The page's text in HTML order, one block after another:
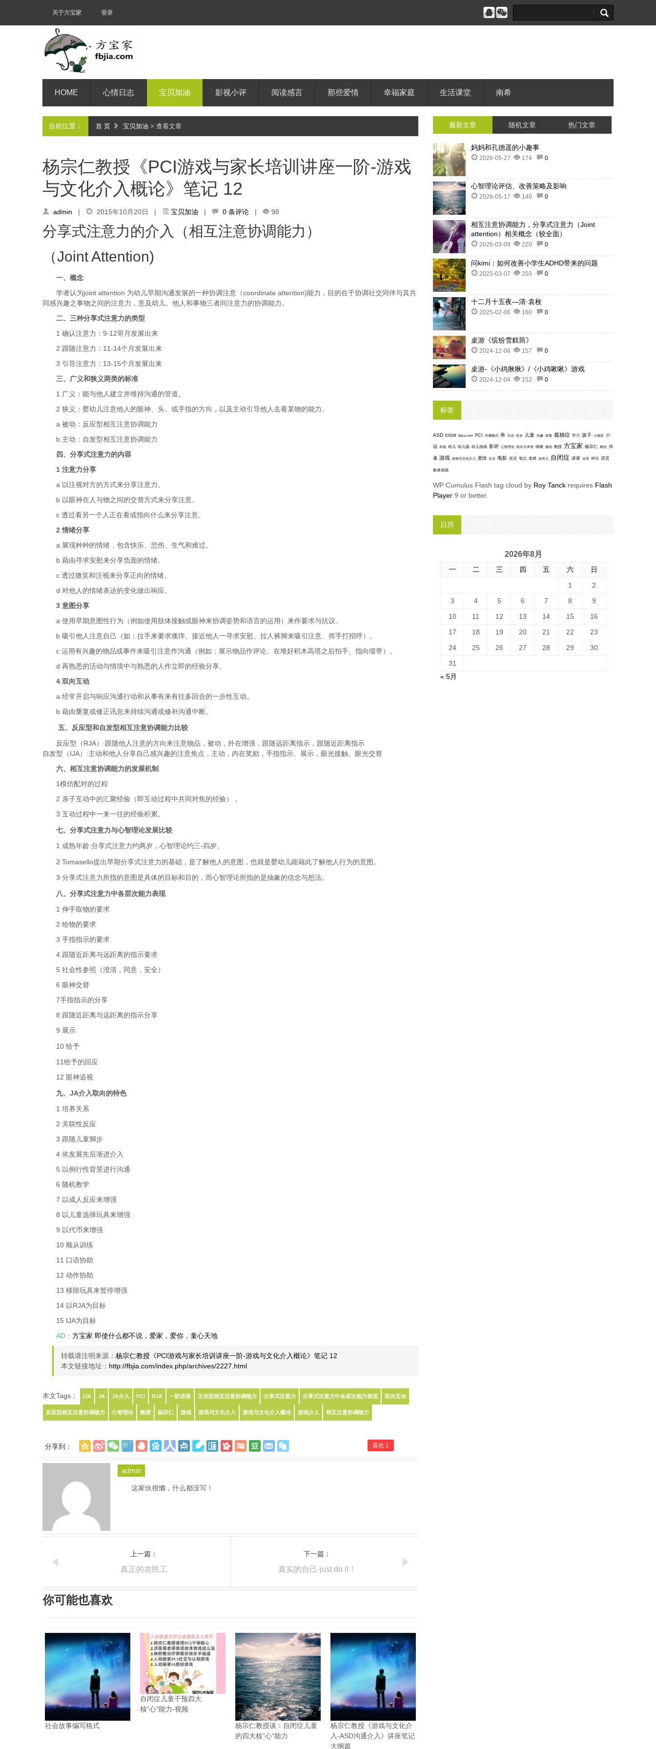
关于方宝家 登录
HOME 心情日志 宝贝加油 影视小评 阅读感言 那些爱情 幸福家庭 生活课堂 南希
当前位置： 首 页 宝贝加油 > 查看文章
杨宗仁教授《PCI游戏与家长培训讲座一阶-游戏
与文化介入概论》笔记 12
admin | 2015年10月20日 | 宝贝加油 | 0 条评论 | 98
分享式注意力的介入（相互注意协调能力）
（Joint Attention)
一、概念
学者认为joint attention 为幼儿早期沟通发展的一种协调注意（coordinate attention)能力，目的在于协调社交同伴与其共
同感兴趣之事物之间的注意力，意及幼儿、他人和事物三者间注意力的协调能力。
二、三种分享式注意力的类型
1 确认注意力：9-12哥月发展出来
2 跟随注意力：11-14个月发展出来
3 引导注意力：13-15个月发展出来
三、广义和狭义两类的标准
1 广义：能与他人建立并维持沟通的管道。
2 狭义：婴幼儿注意他人的眼神、头、或手指的方向，以及主动引导他人去看某物的能力。
a 被动：反应型相互注意协调能力
b 主动：自发型相互注意协调能力
四、分享式注意力的内容
1 注意力分享
a 以注视对方的方式来分享注意力。
b 以眼神在人与物之间的交替方式来分享注意。
c 透过看另一个人正在看或指向什么来分享注意。
2 情绪分享
a 展现种种的情绪，包含快乐、悲伤、生气和难过。
b 藉由寻求安慰来分享负面的情绪。
c 透过微笑和注视来分享正向的情绪。
d 对他人的情绪表达的变化做出响应。
3 意图分享
a 使用早期意图性行为（例如使用肢体接触或眼神来协调姿势和语言的运用）来作要求与抗议。
b 吸引他人注意自己（如：拉手来要求瘙痒、接近他人一寻求安慰、拉人裤脚来吸引注意、挥手打招呼）。
c 运用有兴趣的物品或事件来吸引注意作沟通（例如：展示物品作评论、在堆好积木高塔之后拍手、指向缎带）。
d 再熟悉的活动与情境中与熟悉的人作立即的经验分享。
4 双向互动
a 经常开启与响应沟通行动和从事有来有往多回合的一步性互动。
b 藉由重复或修正讯息来持续沟通或修补沟通中断。
五、
反应型和自发型相互注意协调能力比较
反应型（RJA）:跟随他人注意的方向来注意物品，被动，外在增强，跟随远距离指示，跟随近距离指示
自发型（IJA）:主动和他人分享自己感兴趣的注意焦点，主动，内在奖励，手指指示、展示，眼光接触、眼光交替
六、相互注意协调能力的发展机制
1模仿配对的过程
2 亲子互动中的汇聚经验（即互动过程中共同对焦的经验），
3 互动过程中一来一往的经验积累。
七、 分享式注意力与心智理论发展比较
1 成熟年龄:分享式注意力约两岁，心智理论约三-四岁。
2 Tomasello提出早期分享式注意力的基础，是了解他人的意图，也就是婴幼儿能藉此了解他人行为的意图。
3 分享式注意力所指的意图是具体的目标和目的，而心智理论所指的是抽象的信念与想法。
八、 分享式注意力中各层次能力表现
1 伸手取物的要求
2 给物的要求
3 手指指示的要求
4 跟随近距离与远距离的指示要求
5 社会性参照（澄清，同意，安全）
6 眼神交替
7手指指示的分享
8 跟随近距离与远距离的指示分享
9 展示
10 给予
11给予的回应
12 眼神追视
九、 JA介入取向的特色
1 培养关系
2 关联性反应
3 跟随儿童脚步
4 依发展先后渐进介入
5 以例行性背景进行沟通
6 随机教学
7 以成人反应来增强
8 以儿童选择玩具来增强
9 以代币来增强
10 顺从训练
11 口语协助
12 动作协助
13 移除玩具来暂停增强
14 以RJA为目标
15 IJA为目标
AD： 方宝家 即使什么都不说，爱家，爱你，童心天地
转载请注明来源： 杨宗仁教授《PCI游戏与家长培训讲座一阶-游戏与文化介入概论》笔记 12
本文链接地址： http://fbjia.com/index.php/archives/2227.html
本文Tags： IJA JA JA介入 PCI RJA 一阶讲座 主动型相互注意协调能力 分享式注意力 分享式注意力中各层次能力表现 双向互动
反应型相互注意协调能力 心智理论 教授 杨宗仁 游戏 游戏与文化介入 游戏与文化介入概论 游戏介入 相互注意协调能力
分享到： 喜欢 1
admin
这家伙很懒，什么都没写！
上一篇：
真正的农民工
下一篇：
真实的自己-just do it！
你可能也喜欢
社会故事编写格式
自闭症儿童干预四大
核“心”能力-视频
杨宗仁教授谈：自闭症儿童
的四大核”心”能力
杨宗仁教授《游戏与文化介
入-ASD沟通介入》讲座笔记
大纲篇
最新文章 随机文章 热门文章
妈妈和孔德遥的小趣事
2026-05-27 174 0
心智理论评估、改善策略及影响
2026-05-17 140 0
相互注意协调能力，分享式注意力（Joint
attention）相关概念（较全面）
2026-03-09 220 0
问kimi：如何改善小学生ADHD带来的问题
2025-03-07 203 0
十二月十五夜—清·袁枚
2025-02-06 160 0
桌游《缤纷雪糕筒》
2024-12-06 157 0
桌游-《小鸡揪揪》/《小鸡啾啾》游戏
2024-12-04 152 0
标签
ASD ESDM fbjia.com PCI 丹佛模式 乖 互动 侄女 儿童 兴趣 发展 孤独症 学习 孩子 小朋友 小
说 幸福 幼儿 幼儿园 幼儿游戏 影评 心智理论 快乐大本营 情绪 感动 教授 方宝家 杨宗仁 模仿 沟
通 游戏 游戏与文化介入 爱情 生活 电影 笑话 笔记 老师 自闭儿 自闭症 讲座 论语 评论 语言
集体游戏
WP Cumulus Flash tag cloud by Roy Tanck requires Flash
Player 9 or better.
日历
2026年8月
一 二 三 四 五 六
日
1
2
3
4 5 6 7 8
9
10
11 12 13 14 15
16
17
18 19 20 21 22
23
24
25 26 27 28 29
30
31
« 5月